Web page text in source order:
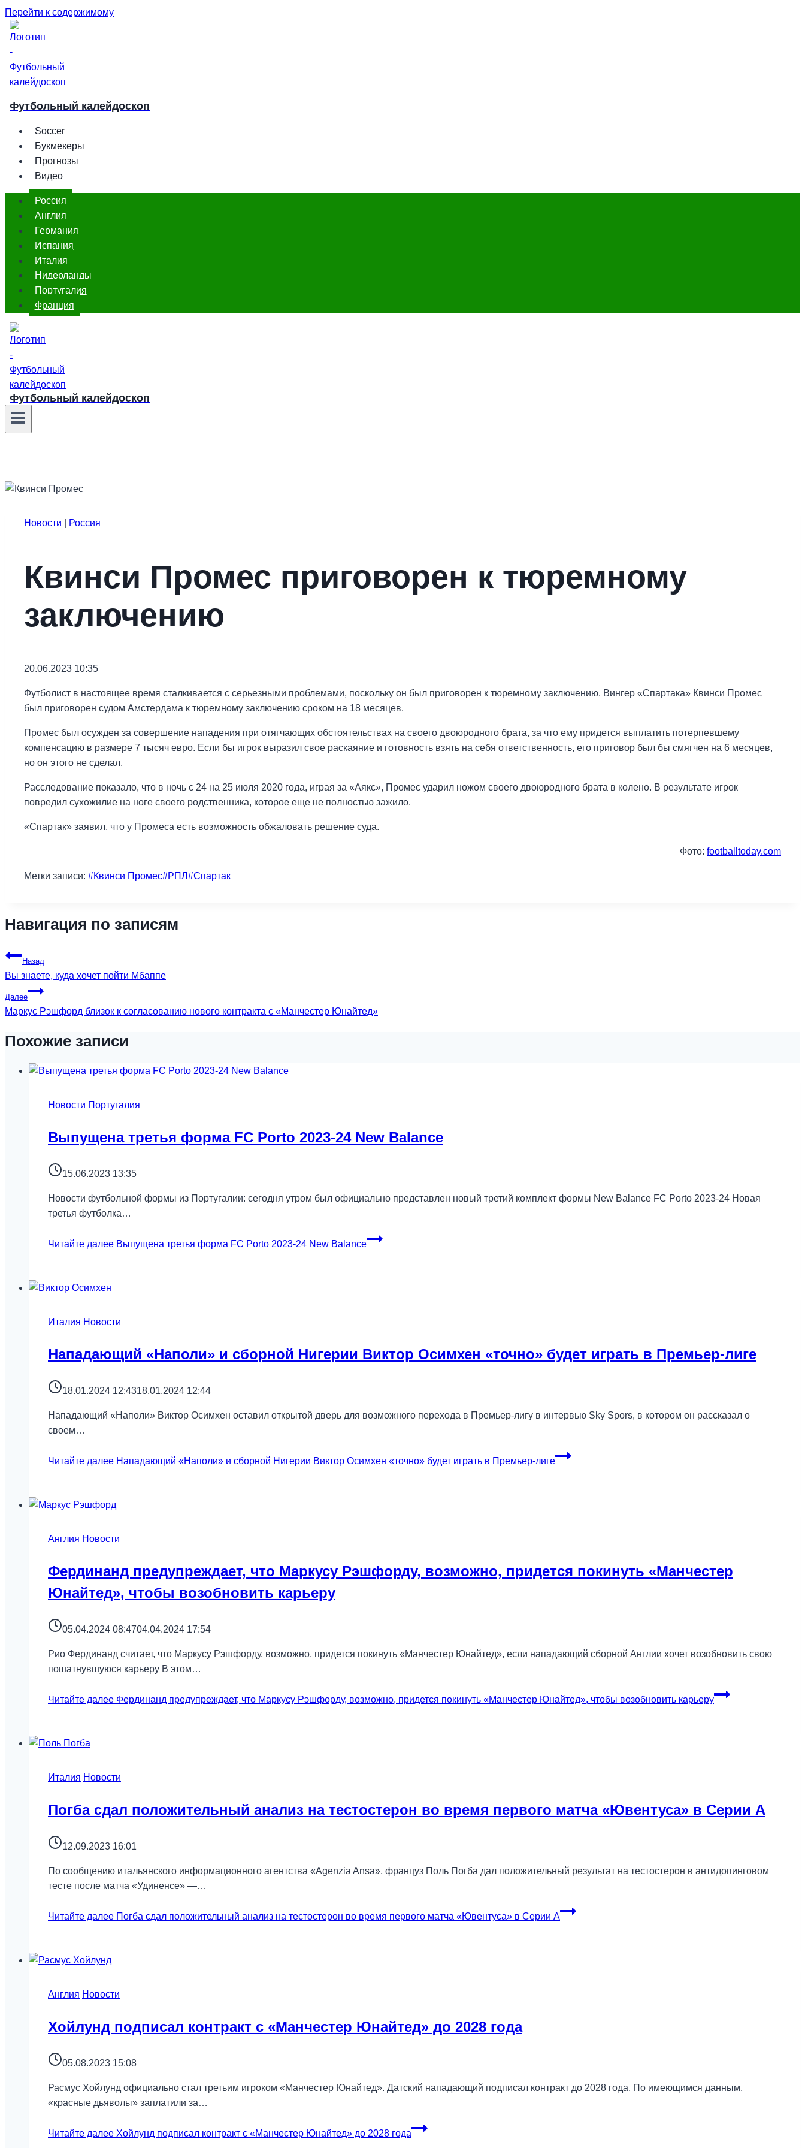
Перейти к содержимому
Футбольный калейдоскоп
Soccer
Букмекеры
Прогнозы
Видео
Россия
Англия
Германия
Испания
Италия
Нидерланды
Португалия
Франция
Футбольный калейдоскоп
Новости Россия
Квинси Промес приговорен к тюремному
заключению
20.06.2023 10:35
Футболист в настоящее время сталкивается с серьезными проблемами, поскольку он был приговорен к тюремному заключению. Вингер «Спартака» Квинси Промес
был приговорен судом Амстердама к тюремному заключению сроком на 18 месяцев.
Промес был осужден за совершение нападения при отягчающих обстоятельствах на своего двоюродного брата, за что ему придется выплатить потерпевшему
компенсацию в размере 7 тысяч евро. Если бы игрок выразил свое раскаяние и готовность взять на себя ответственность, его приговор был бы смягчен на 6 месяцев,
но он этого не сделал.
Расследование показало, что в ночь с 24 на 25 июля 2020 года, играя за «Аякс», Промес ударил ножом своего двоюродного брата в колено. В результате игрок
повредил сухожилие на ноге своего родственника, которое еще не полностью зажило.
«Спартак» заявил, что у Промеса есть возможность обжаловать решение суда.
Фото: footballtoday.com
Метки записи: #Квинси Промес#РПЛ#Спартак
Навигация по записям
Назад
Вы знаете, куда хочет пойти Мбаппе
Далее
Маркус Рэшфорд близок к согласованию нового контракта с «Манчестер Юнайтед»
Похожие записи
Новости Португалия
Выпущена третья форма FC Porto 2023-24 New Balance
15.06.2023 13:35
Новости футбольной формы из Португалии: сегодня утром был официально представлен новый третий комплект формы New Balance FC Porto 2023-24 Новая
третья футболка…
Читайте далее Выпущена третья форма FC Porto 2023-24 New Balance
Италия Новости
Нападающий «Наполи» и сборной Нигерии Виктор Осимхен «точно» будет играть в Премьер-лиге
18.01.2024 12:4318.01.2024 12:44
Нападающий «Наполи» Виктор Осимхен оставил открытой дверь для возможного перехода в Премьер-лигу в интервью Sky Spors, в котором он рассказал о
своем…
Читайте далее Нападающий «Наполи» и сборной Нигерии Виктор Осимхен «точно» будет играть в Премьер-лиге
Англия Новости
Фердинанд предупреждает, что Маркусу Рэшфорду, возможно, придется покинуть «Манчестер
Юнайтед», чтобы возобновить карьеру
05.04.2024 08:4704.04.2024 17:54
Рио Фердинанд считает, что Маркусу Рэшфорду, возможно, придется покинуть «Манчестер Юнайтед», если нападающий сборной Англии хочет возобновить свою
пошатнувшуюся карьеру В этом…
Читайте далее Фердинанд предупреждает, что Маркусу Рэшфорду, возможно, придется покинуть «Манчестер Юнайтед», чтобы возобновить карьеру
Италия Новости
Погба сдал положительный анализ на тестостерон во время первого матча «Ювентуса» в Серии А
12.09.2023 16:01
По сообщению итальянского информационного агентства «Agenzia Ansa», француз Поль Погба дал положительный результат на тестостерон в антидопинговом
тесте после матча «Удиненсе» —…
Читайте далее Погба сдал положительный анализ на тестостерон во время первого матча «Ювентуса» в Серии А
Англия Новости
Хойлунд подписал контракт с «Манчестер Юнайтед» до 2028 года
05.08.2023 15:08
Расмус Хойлунд официально стал третьим игроком «Манчестер Юнайтед». Датский нападающий подписал контракт до 2028 года. По имеющимся данным,
«красные дьяволы» заплатили за…
Читайте далее Хойлунд подписал контракт с «Манчестер Юнайтед» до 2028 года